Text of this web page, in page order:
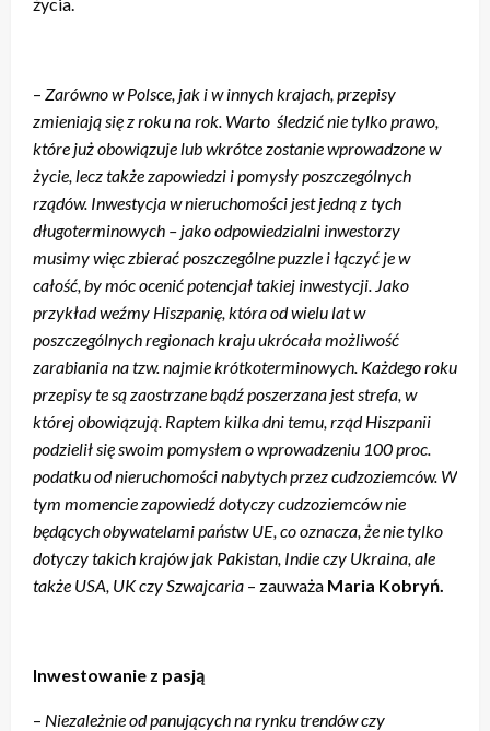
– Zarówno w Polsce, jak i w innych krajach, przepisy
zmieniają się z roku na rok. Warto śledzić nie tylko prawo,
które już obowiązuje lub wkrótce zostanie wprowadzone w
życie, lecz także zapowiedzi i pomysły poszczególnych
rządów. Inwestycja w nieruchomości jest jedną z tych
długoterminowych – jako odpowiedzialni inwestorzy
musimy więc zbierać poszczególne puzzle i łączyć je w
całość, by móc ocenić potencjał takiej inwestycji. Jako
przykład weźmy Hiszpanię, która od wielu lat w
poszczególnych regionach kraju ukrócała możliwość
zarabiania na tzw. najmie krótkoterminowych. Każdego roku
przepisy te są zaostrzane bądź poszerzana jest strefa, w
której obowiązują. Raptem kilka dni temu, rząd Hiszpanii
podzielił się swoim pomysłem o wprowadzeniu 100 proc.
podatku od nieruchomości nabytych przez cudzoziemców. W
tym momencie zapowiedź dotyczy cudzoziemców nie
będących obywatelami państw UE, co oznacza, że nie tylko
dotyczy takich krajów jak Pakistan, Indie czy Ukraina, ale
także USA, UK czy Szwajcaria – zauważa Maria Kobryń.
Inwestowanie z pasją
– Niezależnie od panujących na rynku trendów czy